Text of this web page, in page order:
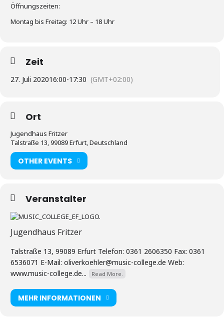
Öffnungszeiten:
Montag bis Freitag: 12 Uhr – 18 Uhr
Zeit
27. Juli 202016:00-17:30 (GMT+02:00)
Ort
Jugendhaus Fritzer
Talstraße 13, 99089 Erfurt, Deutschland
OTHER EVENTS
Veranstalter
Jugendhaus Fritzer
Talstraße 13, 99089 Erfurt Telefon: 0361 2606350 Fax: 0361
6536071 E-Mail: oliverkoehler@music-college.de Web:
www.music-college.de...
Read More.
MEHR INFORMATIONEN